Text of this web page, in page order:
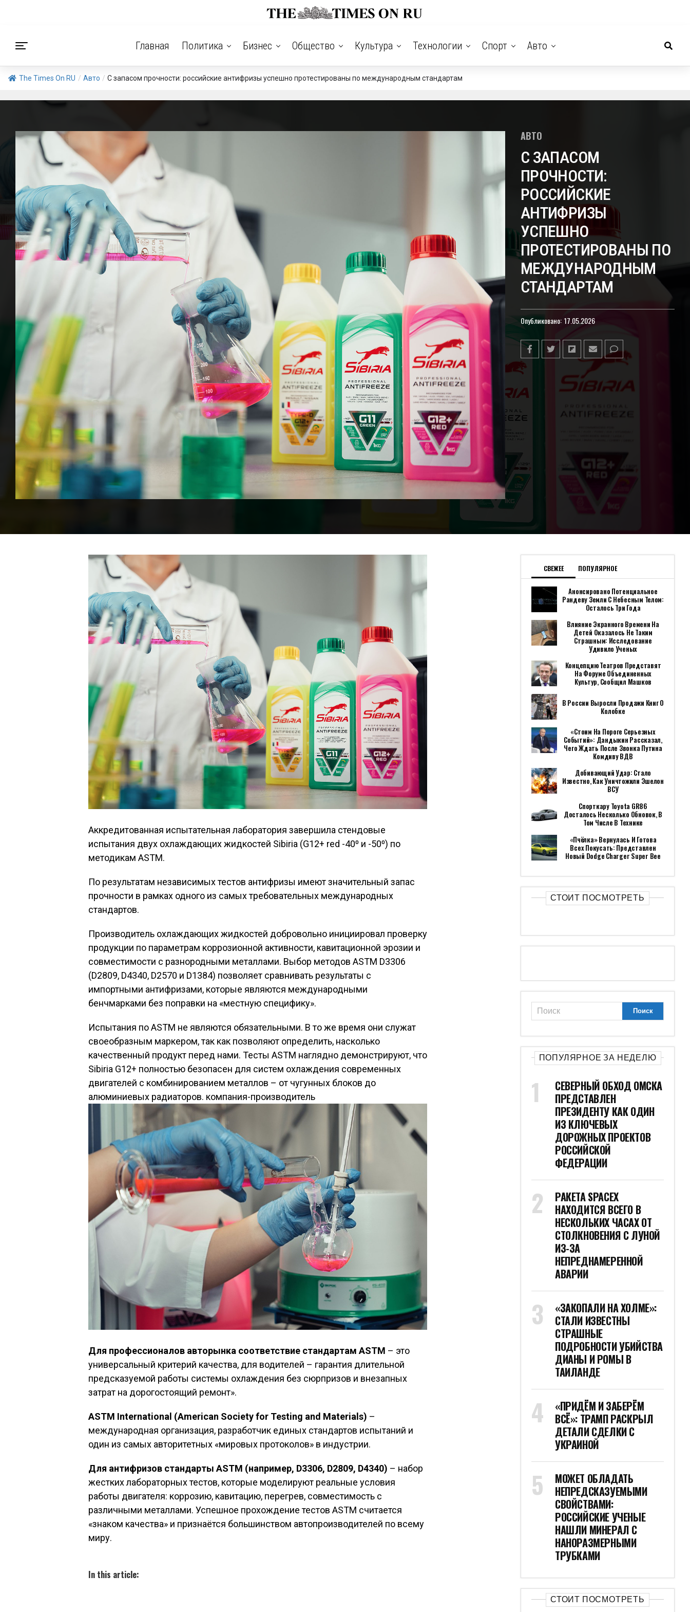
Главная Политика Бизнес Общество Культура Технологии Спорт Авто
The Times On RU / Авто / С запасом прочности: российские антифризы успешно протестированы по международным стандартам
АВТО
С ЗАПАСОМ
ПРОЧНОСТИ:
РОССИЙСКИЕ
АНТИФРИЗЫ
УСПЕШНО
ПРОТЕСТИРОВАНЫ ПО
МЕЖДУНАРОДНЫМ
СТАНДАРТАМ
Опубликовано: 17.05.2026
Аккредитованная испытательная лаборатория завершила стендовые
испытания двух охлаждающих жидкостей Sibiria (G12+ red -40⁰ и -50⁰) по
методикам ASTM.
По результатам независимых тестов антифризы имеют значительный запас
прочности в рамках одного из самых требовательных международных
стандартов.
Производитель охлаждающих жидкостей добровольно инициировал проверку
продукции по параметрам коррозионной активности, кавитационной эрозии и
совместимости с разнородными металлами. Выбор методов ASTM D3306
(D2809, D4340, D2570 и D1384) позволяет сравнивать результаты с
импортными антифризами, которые являются международными
бенчмарками без поправки на «местную специфику».
Испытания по ASTM не являются обязательными. В то же время они служат
своеобразным маркером, так как позволяют определить, насколько
качественный продукт перед нами. Тесты ASTM наглядно демонстрируют, что
Sibiria G12+ полностью безопасен для систем охлаждения современных
двигателей с комбинированием металлов – от чугунных блоков до
алюминиевых радиаторов. компания-производитель
Для профессионалов авторынка соответствие стандартам ASTM – это
универсальный критерий качества, для водителей – гарантия длительной
предсказуемой работы системы охлаждения без сюрпризов и внезапных
затрат на дорогостоящий ремонт».
ASTM International (American Society for Testing and Materials) –
международная организация, разработчик единых стандартов испытаний и
один из самых авторитетных «мировых протоколов» в индустрии.
Для антифризов стандарты ASTM (например, D3306, D2809, D4340) – набор
жестких лабораторных тестов, которые моделируют реальные условия
работы двигателя: коррозию, кавитацию, перегрев, совместимость с
различными металлами. Успешное прохождение тестов ASTM считается
«знаком качества» и признаётся большинством автопроизводителей по всему
миру.
In this article:
СВЕЖЕЕ ПОПУЛЯРНОЕ
Анонсировано Потенциальное
Рандеву Земли С Небесным Телом:
Осталось Три Года
Влияние Экранного Времени На
Детей Оказалось Не Таким
Страшным: Исследование
Удивило Ученых
Концепцию Театров Представят
На Форуме Объединенных
Культур, Сообщил Машков
В России Выросли Продажи Книг О
Колобке
«Стоим На Пороге Серьезных
Событий»: Дандыкин Рассказал,
Чего Ждать После Звонка Путина
Комдиву ВДВ
Добивающий Удар: Стало
Известно, Как Уничтожили Эшелон
ВСУ
Спорткару Toyota GR86
Досталось Несколько Обновок, В
Том Числе В Технике
«Пчёлка» Вернулась И Готова
Всех Покусать: Представлен
Новый Dodge Charger Super Bee
СТОИТ ПОСМОТРЕТЬ
ПОПУЛЯРНОЕ ЗА НЕДЕЛЮ
СЕВЕРНЫЙ ОБХОД ОМСКА
ПРЕДСТАВЛЕН
ПРЕЗИДЕНТУ КАК ОДИН
ИЗ КЛЮЧЕВЫХ
ДОРОЖНЫХ ПРОЕКТОВ
РОССИЙСКОЙ
ФЕДЕРАЦИИ
РАКЕТА SPACEX
НАХОДИТСЯ ВСЕГО В
НЕСКОЛЬКИХ ЧАСАХ ОТ
СТОЛКНОВЕНИЯ С ЛУНОЙ
ИЗ-ЗА
НЕПРЕДНАМЕРЕННОЙ
АВАРИИ
«ЗАКОПАЛИ НА ХОЛМЕ»:
СТАЛИ ИЗВЕСТНЫ
СТРАШНЫЕ
ПОДРОБНОСТИ УБИЙСТВА
ДИАНЫ И РОМЫ В
ТАИЛАНДЕ
«ПРИДЁМ И ЗАБЕРЁМ
ВСЁ»: ТРАМП РАСКРЫЛ
ДЕТАЛИ СДЕЛКИ С
УКРАИНОЙ
МОЖЕТ ОБЛАДАТЬ
НЕПРЕДСКАЗУЕМЫМИ
СВОЙСТВАМИ:
РОССИЙСКИЕ УЧЕНЫЕ
НАШЛИ МИНЕРАЛ С
НАНОРАЗМЕРНЫМИ
ТРУБКАМИ
СТОИТ ПОСМОТРЕТЬ